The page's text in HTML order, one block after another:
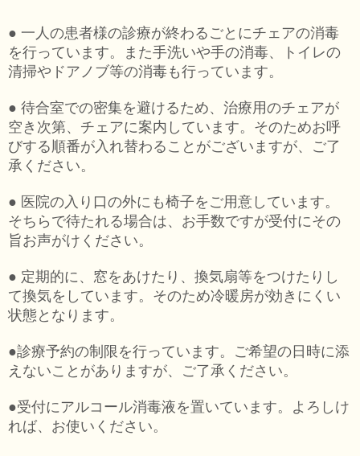
● 一人の患者様の診療が終わるごとにチェアの消毒
を行っています。また手洗いや手の消毒、トイレの
清掃やドアノブ等の消毒も行っています。
● 待合室での密集を避けるため、治療用のチェアが
空き次第、チェアに案内しています。そのためお呼
びする順番が入れ替わることがございますが、ご了
承ください。
● 医院の入り口の外にも椅子をご用意しています。
そちらで待たれる場合は、お手数ですが受付にその
旨お声がけください。
● 定期的に、窓をあけたり、換気扇等をつけたりし
て換気をしています。そのため冷暖房が効きにくい
状態となります。
●診療予約の制限を行っています。ご希望の日時に添
えないことがありますが、ご了承ください。
●受付にアルコール消毒液を置いています。よろしけ
れば、お使いください。